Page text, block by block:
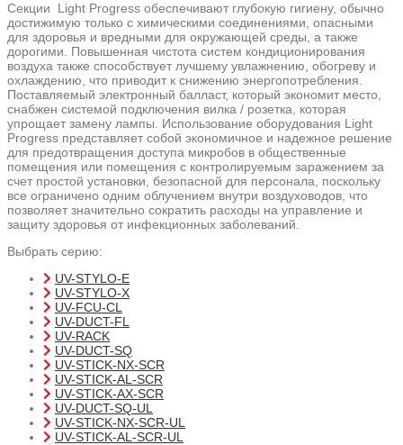
Секции Light Progress обеспечивают глубокую гигиену, обычно
достижимую только с химическими соединениями, опасными
для здоровья и вредными для окружающей среды, а также
дорогими. Повышенная чистота систем кондиционирования
воздуха также способствует лучшему увлажнению, обогреву и
охлаждению, что приводит к снижению энергопотребления.
Поставляемый электронный балласт, который экономит место,
снабжен системой подключения вилка / розетка, которая
упрощает замену лампы. Использование оборудования Light
Progress представляет собой экономичное и надежное решение
для предотвращения доступа микробов в общественные
помещения или помещения с контролируемым заражением за
счет простой установки, безопасной для персонала, поскольку
все ограничено одним облучением внутри воздуховодов, что
позволяет значительно сократить расходы на управление и
защиту здоровья от инфекционных заболеваний.
Выбрать серию:
UV-STYLO-E
UV-STYLO-X
UV-FCU-CL
UV-DUCT-FL
UV-RACK
UV-DUCT-SQ
UV-STICK-NX-SCR
UV-STICK-AL-SCR
UV-STICK-AX-SCR
UV-DUCT-SQ-UL
UV-STICK-NX-SCR-UL
UV-STICK-AL-SCR-UL